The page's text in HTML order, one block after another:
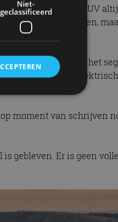
is de compacte SUV
vorig jaar te bestellen,
voor het eerst in het
Met de
moment van schrijven
gebleven. Er is geen
Niet-
geclassificeerd